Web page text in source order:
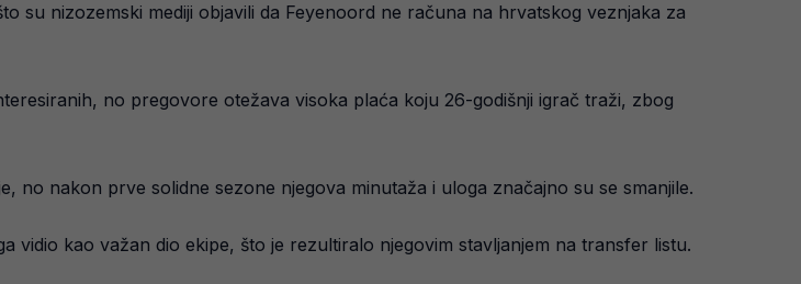
su nizozemski mediji objavili da Feyenoord ne računa na hrvatskog veznjaka za
no pregovore otežava visoka plaća koju 26-godišnji igrač traži, zbog
no nakon prve solidne sezone njegova minutaža i uloga značajno su se smanjile.
vidio kao važan dio ekipe, što je rezultiralo njegovim stavljanjem na transfer listu.